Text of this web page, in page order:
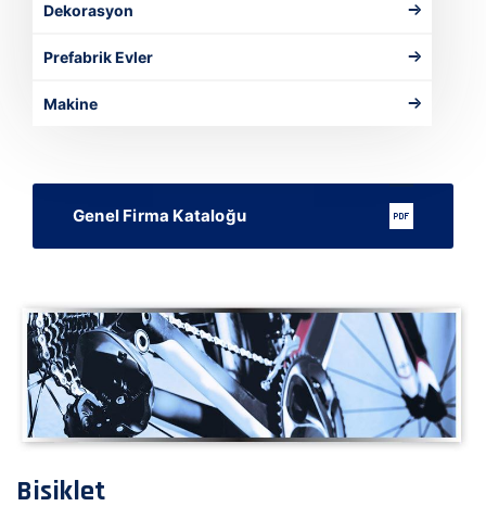
Dekorasyon
Prefabrik Evler
Makine
Genel Firma Kataloğu
Bisiklet